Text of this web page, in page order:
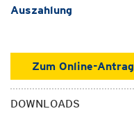
Auszahlung
Zum Online-Antrag
DOWNLOADS